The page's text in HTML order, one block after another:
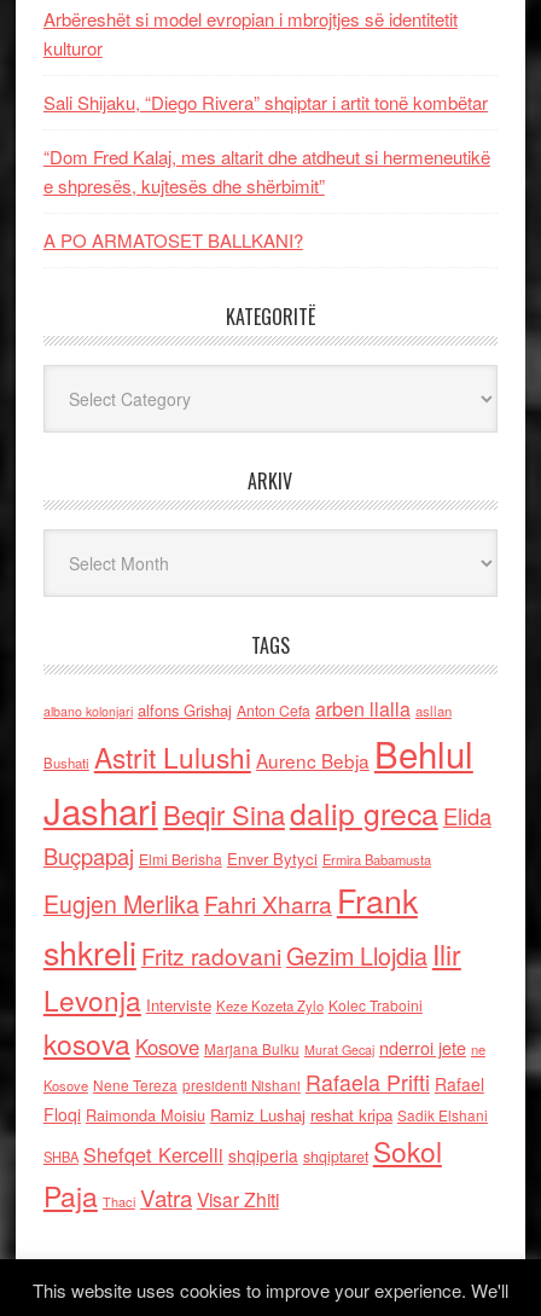
Arbëreshët si model evropian i mbrojtjes së identitetit
kulturor
Sali Shijaku, “Diego Rivera” shqiptar i artit tonë kombëtar
“Dom Fred Kalaj, mes altarit dhe atdheut si hermeneutikë
e shpresës, kujtesës dhe shërbimit”
A PO ARMATOSET BALLKANI?
KATEGORITË
ARKIV
TAGS
albano kolonjari alfons Grishaj Anton Cefa arben llalla asllan
Bushati Astrit Lulushi Aurenc Bebja Behlul
Jashari Beqir Sinadalip grecaElida
Buçpapaj Elmi Berisha Enver Bytyci Ermira Babamusta
Eugjen MerlikaFahri Xharra Frank
shkreli Fritz radovaniGezim Llojdia Ilir
Levonja Interviste Keze Kozeta Zylo Kolec Traboini
kosova Kosove Marjana Bulku Murat Gecaj nderroi jete ne
Kosove Nene Tereza presidenti Nishani Rafaela Prifti Rafael
Floqi Raimonda Moisiu Ramiz Lushaj reshat kripa Sadik Elshani
SHBA Shefqet Kercelli shqiperia shqiptaret Sokol
Paja Thaci VatraVisar Zhiti
This website uses cookies to improve your experience. We'll